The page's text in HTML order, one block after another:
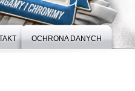
OCHRONA DANYCH